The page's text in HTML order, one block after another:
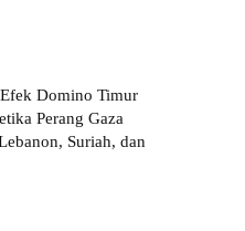
Domino Timur
Perang Gaza
Suriah, dan